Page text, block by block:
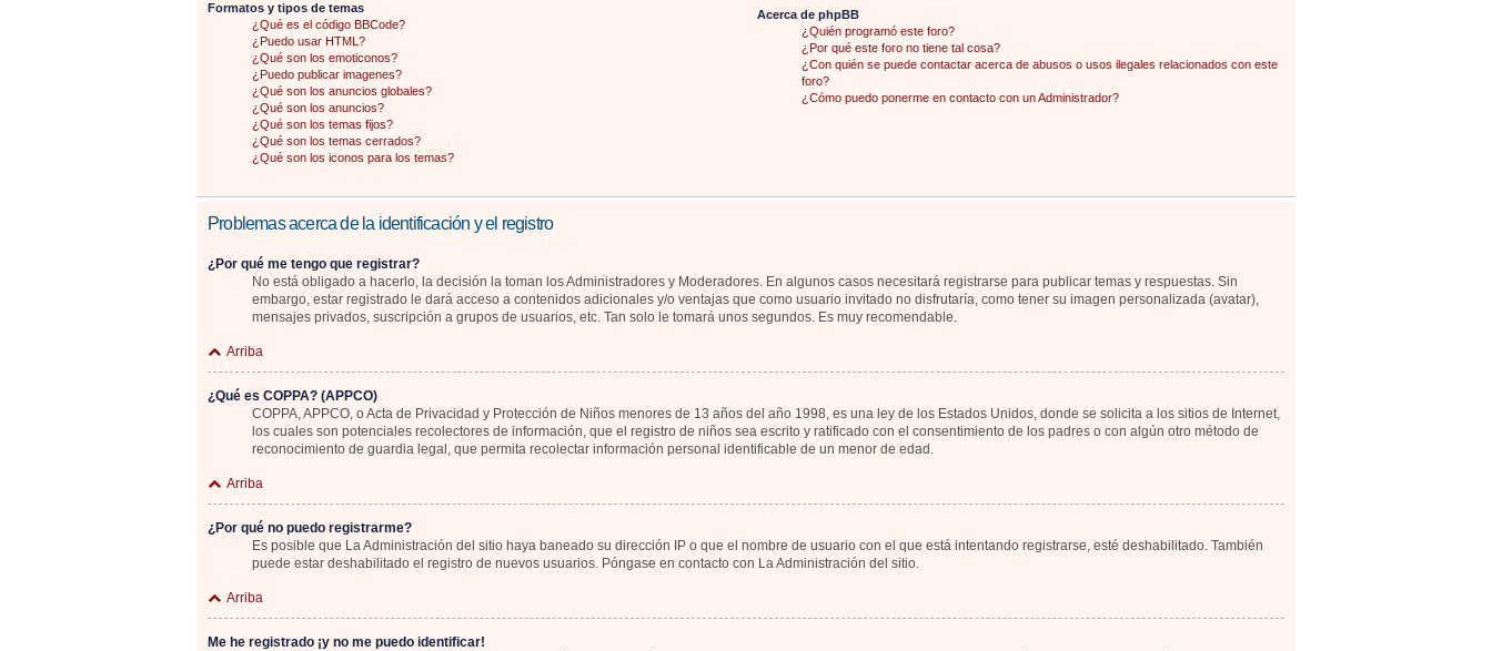
Formatos y tipos de temas
¿Qué es el código BBCode?
¿Puedo usar HTML?
¿Qué son los emoticonos?
¿Puedo publicar imagenes?
¿Qué son los anuncios globales?
¿Qué son los anuncios?
¿Qué son los temas fijos?
¿Qué son los temas cerrados?
¿Qué son los iconos para los temas?
Acerca de phpBB
¿Quién programó este foro?
¿Por qué este foro no tiene tal cosa?
¿Con quién se puede contactar acerca de abusos o usos ilegales relacionados con este
foro?
¿Cómo puedo ponerme en contacto con un Administrador?
Problemas acerca de la identificación y el registro
¿Por qué me tengo que registrar?
No está obligado a hacerlo, la decisión la toman los Administradores y Moderadores. En algunos casos necesitará registrarse para publicar temas y respuestas. Sin
embargo, estar registrado le dará acceso a contenidos adicionales y/o ventajas que como usuario invitado no disfrutaría, como tener su imagen personalizada (avatar),
mensajes privados, suscripción a grupos de usuarios, etc. Tan solo le tomará unos segundos. Es muy recomendable.
Arriba
¿Qué es COPPA? (APPCO)
COPPA, APPCO, o Acta de Privacidad y Protección de Niños menores de 13 años del año 1998, es una ley de los Estados Unidos, donde se solicita a los sitios de Internet,
los cuales son potenciales recolectores de información, que el registro de niños sea escrito y ratificado con el consentimiento de los padres o con algún otro método de
reconocimiento de guardia legal, que permita recolectar información personal identificable de un menor de edad.
Arriba
¿Por qué no puedo registrarme?
Es posible que La Administración del sitio haya baneado su dirección IP o que el nombre de usuario con el que está intentando registrarse, esté deshabilitado. También
puede estar deshabilitado el registro de nuevos usuarios. Póngase en contacto con La Administración del sitio.
Arriba
Me he registrado ¡y no me puedo identificar!